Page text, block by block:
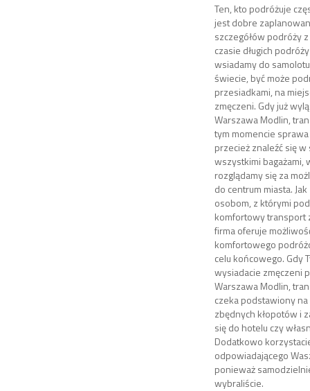
Ten, kto podróżuje
jest dobre
szczegółów podróży
czasie długich
wsiadamy do
świecie, być może
przesiadkami, na
zmęczeni. Gdy już
Warszawa Modlin,
tym momencie
przecież znaleźć się
wszystkimi bagażami,
rozglądamy się za
do centrum miasta.
osobom, z którymi
komfortowy transport
firma oferuje
komfortowego
celu końcowego. Gdy
wysiadacie zmęczeni
Warszawa Modlin,
czeka podstawiony
zbędnych kłopotów i
się do hotelu czy
Dodatkowo
odpowiadającego
ponieważ
wybraliście.